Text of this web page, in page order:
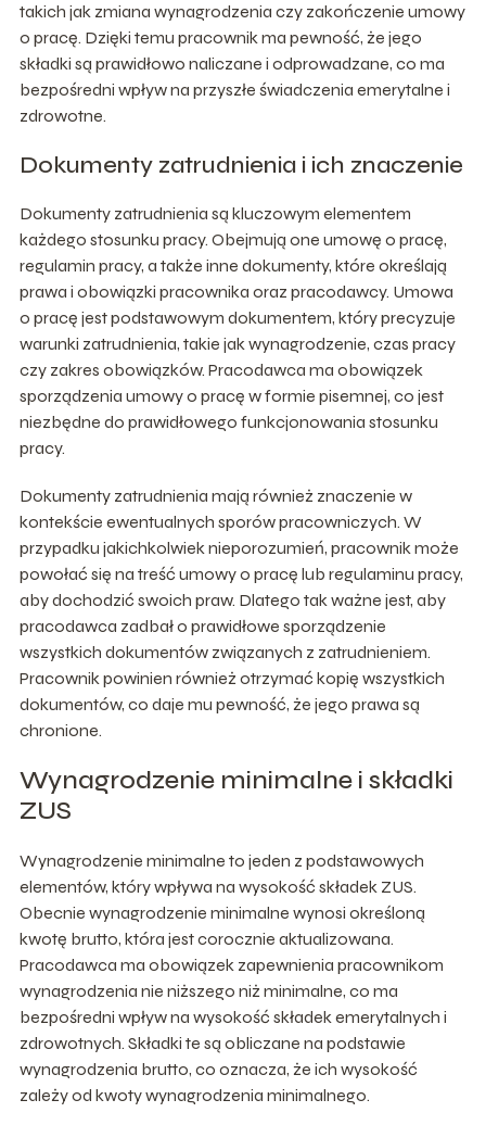
takich jak zmiana wynagrodzenia czy zakończenie umowy
o pracę. Dzięki temu pracownik ma pewność, że jego
składki są prawidłowo naliczane i odprowadzane, co ma
bezpośredni wpływ na przyszłe świadczenia emerytalne i
zdrowotne.
Dokumenty zatrudnienia i ich znaczenie
Dokumenty zatrudnienia są kluczowym elementem
każdego stosunku pracy. Obejmują one umowę o pracę,
regulamin pracy, a także inne dokumenty, które określają
prawa i obowiązki pracownika oraz pracodawcy. Umowa
o pracę jest podstawowym dokumentem, który precyzuje
warunki zatrudnienia, takie jak wynagrodzenie, czas pracy
czy zakres obowiązków. Pracodawca ma obowiązek
sporządzenia umowy o pracę w formie pisemnej, co jest
niezbędne do prawidłowego funkcjonowania stosunku
pracy.
Dokumenty zatrudnienia mają również znaczenie w
kontekście ewentualnych sporów pracowniczych. W
przypadku jakichkolwiek nieporozumień, pracownik może
powołać się na treść umowy o pracę lub regulaminu pracy,
aby dochodzić swoich praw. Dlatego tak ważne jest, aby
pracodawca zadbał o prawidłowe sporządzenie
wszystkich dokumentów związanych z zatrudnieniem.
Pracownik powinien również otrzymać kopię wszystkich
dokumentów, co daje mu pewność, że jego prawa są
chronione.
Wynagrodzenie minimalne i składki
ZUS
Wynagrodzenie minimalne to jeden z podstawowych
elementów, który wpływa na wysokość składek ZUS.
Obecnie wynagrodzenie minimalne wynosi określoną
kwotę brutto, która jest corocznie aktualizowana.
Pracodawca ma obowiązek zapewnienia pracownikom
wynagrodzenia nie niższego niż minimalne, co ma
bezpośredni wpływ na wysokość składek emerytalnych i
zdrowotnych. Składki te są obliczane na podstawie
wynagrodzenia brutto, co oznacza, że ich wysokość
zależy od kwoty wynagrodzenia minimalnego.